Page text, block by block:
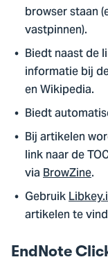
browser staan
vastpinnen).
Biedt naast de
informatie bij
en Wikipedia.
Biedt
Bij artikelen
link naar de
viaBrowZine.
Gebruik
artikelen te
EndNote